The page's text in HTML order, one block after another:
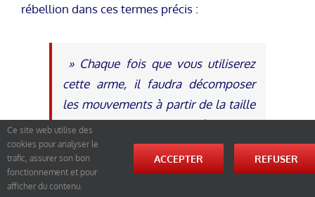
rébellion dans ces termes précis :
» Chaque fois que vous utiliserez
cette arme, il faudra décomposer
les mouvements à partir de la taille
; il y a sept positions supérieures et
médianes, trois coups de crochage,
quatre coups droits plus un coulé et
une parade de tac, ce qui fait un
Ce site web utilise des
cookies pour analyser le
trafic, assurer son bon
fonctionnement et pour
afficher du contenu.
ACCEPTER REFUSER